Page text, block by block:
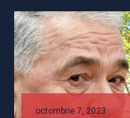
octombrie 7, 2023